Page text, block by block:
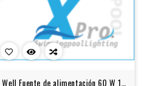
Well Fuente de alimentación 60 W 12